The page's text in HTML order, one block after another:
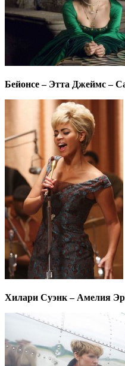
Бейонсе – Этта Джеймс –
Хилари Суэнк – Амелия